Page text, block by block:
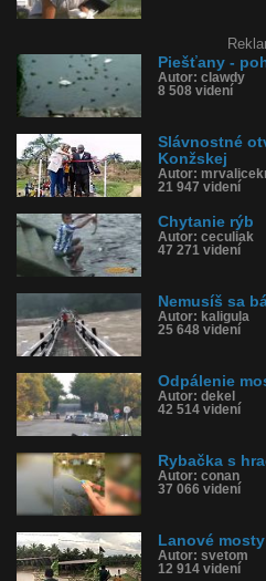
Piešťany -
Autor: clawdy
8 508 videní
Slávnostné
Konžskej
Autor:
21 947 videní
Chytanie rýb
Autor: ceculiak
47 271 videní
Nemusíš sa
Autor: kaligula
25 648 videní
Odpálenie
Autor: dekel
42 514 videní
Rybačka s
Autor: conan
37 066 videní
Lanové
Autor: svetom
12 914 videní